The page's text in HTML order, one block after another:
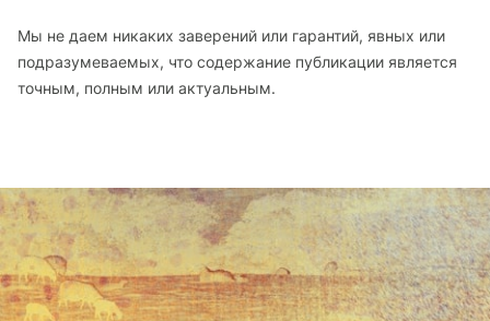
Мы не даем никаких заверений или гарантий, явных или
подразумеваемых, что содержание публикации является
точным, полным или актуальным.